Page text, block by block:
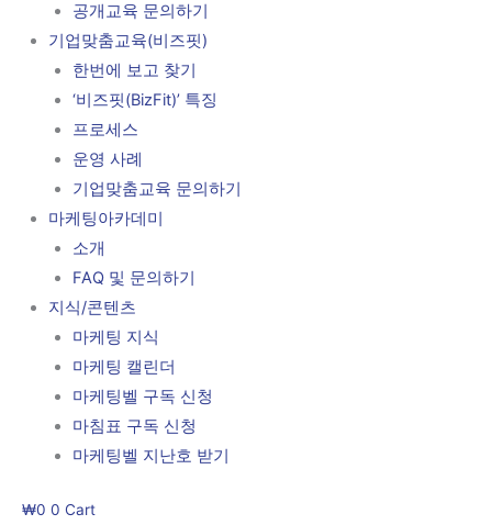
공개교육 문의하기
기업맞춤교육(비즈핏)
한번에 보고 찾기
‘비즈핏(BizFit)’ 특징
프로세스
운영 사례
기업맞춤교육 문의하기
마케팅아카데미
소개
FAQ 및 문의하기
지식/콘텐츠
마케팅 지식
마케팅 캘린더
마케팅벨 구독 신청
마침표 구독 신청
마케팅벨 지난호 받기
₩0 0 Cart